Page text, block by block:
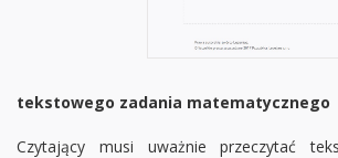
tekstowego zadania matematycznego
Czytający musi uważnie przeczytać